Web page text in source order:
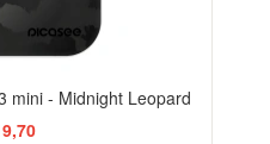
mini - Midnight Leopard